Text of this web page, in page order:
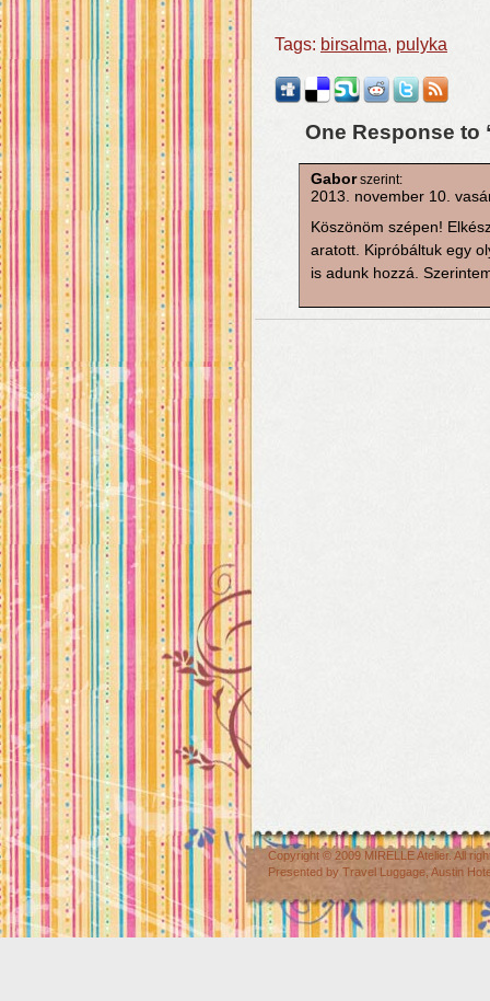
Tags: birsalma, pulyka
One Response to
Gabor szerint:
2013. november 10.
Köszönöm szépen!
aratott. Kipróbáltuk egy
is adunk hozzá.
Copyright © 2009 MIRELLE Atelier. All
Presented by Travel Luggage Austin